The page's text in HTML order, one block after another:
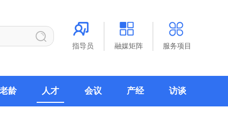
指导员 融媒矩阵 服务项目
老龄 人才 会议 产经 访谈